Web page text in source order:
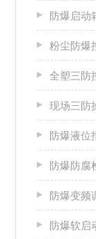
防爆启动
粉尘防爆
全塑三防
现场三防
防爆液位
防爆防腐
防爆变频
防爆软启